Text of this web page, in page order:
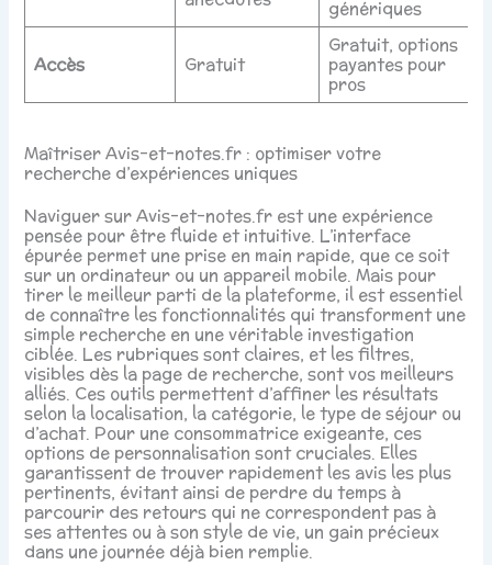
génériques
Accès Gratuit
Gratuit, options
payantes pour
pros
Maîtriser Avis-et-notes.fr : optimiser votre
recherche d’expériences uniques
Naviguer sur Avis-et-notes.fr est une expérience
pensée pour être fluide et intuitive. L’interface
épurée permet une prise en main rapide, que ce soit
sur un ordinateur ou un appareil mobile. Mais pour
tirer le meilleur parti de la plateforme, il est essentiel
de connaître les fonctionnalités qui transforment une
simple recherche en une véritable investigation
ciblée. Les rubriques sont claires, et les filtres,
visibles dès la page de recherche, sont vos meilleurs
alliés. Ces outils permettent d’affiner les résultats
selon la localisation, la catégorie, le type de séjour ou
d’achat. Pour une consommatrice exigeante, ces
options de personnalisation sont cruciales. Elles
garantissent de trouver rapidement les avis les plus
pertinents, évitant ainsi de perdre du temps à
parcourir des retours qui ne correspondent pas à
ses attentes ou à son style de vie, un gain précieux
dans une journée déjà bien remplie.